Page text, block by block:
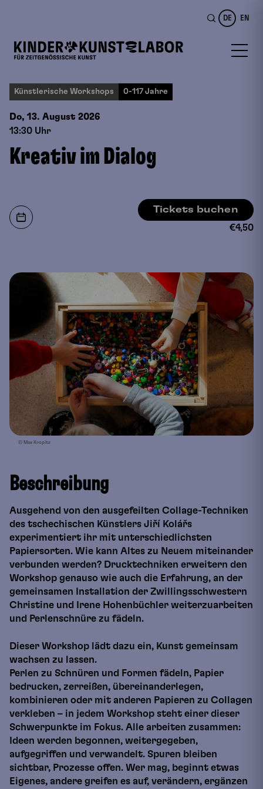
DE EN
Künstlerische Workshops 0-117 Jahre
Do, 13. August 2026
13:30 Uhr
Kreativ im Dialog
Tickets buchen
€4,50
© Max Kropitz
Beschreibung
Ausgehend von den ausgefeilten Collage-Techniken
des tschechischen Künstlers Jiří Kolářs
experimentiert ihr mit unterschiedlichsten
Papiersorten. Wie kann Altes zu Neuem miteinander
verbunden werden? Drucktechniken erweitern den
Workshop genauso wie auch die Erfahrung, an der
gemeinsamen Installation der Zwillingsschwestern
Christine und Irene Hohenbüchler weiterzuarbeiten
und Perlenschnüre zu fädeln.
Dieser Workshop lädt dazu ein, Kunst gemeinsam
wachsen zu lassen.
Perlen zu Schnüren und Formen fädeln, Papier
bedrucken, zerreißen, übereinanderlegen,
kombinieren oder mit anderen Papieren zu Collagen
verkleben – in jedem Workshop steht einer dieser
Schwerpunkte im Fokus. Alle arbeiten zusammen:
Ideen werden begonnen, weitergegeben,
aufgegriffen und verwandelt. Spuren bleiben
sichtbar, Prozesse offen. Wer mag, beginnt etwas
Eigenes, andere greifen es auf, verändern, ergänzen